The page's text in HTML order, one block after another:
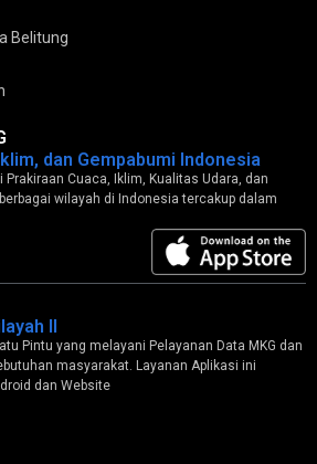
Belitung
dan Gempabumi Indonesia
Cuaca, Iklim, Kualitas Udara, dan
wilayah di Indonesia tercakup dalam
II
Pintu yang melayani Pelayanan Data MKG dan
masyarakat. Layanan Aplikasi ini
dan Website